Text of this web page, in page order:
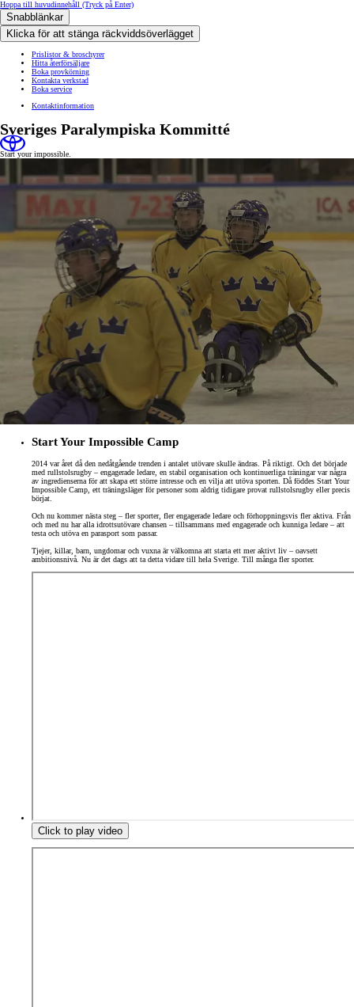
Hoppa till huvudinnehåll (Tryck på Enter)
Snabblänkar
Klicka för att stänga räckviddsöverlägget
Prislistor & broschyrer
Hitta återförsäljare
Boka provkörning
Kontakta verkstad
Boka service
Kontaktinformation
Sveriges Paralympiska Kommitté
Start your impossible.
Start Your Impossible Camp
2014 var året då den nedåtgående trenden i antalet utövare skulle ändras. På riktigt. Och det började
med rullstolsrugby – engagerade ledare, en stabil organisation och kontinuerliga träningar var några
av ingredienserna för att skapa ett större intresse och en vilja att utöva sporten. Då föddes Start Your
Impossible Camp, ett träningsläger för personer som aldrig tidigare provat rullstolsrugby eller precis
börjat.
Och nu kommer nästa steg – fler sporter, fler engagerade ledare och förhoppningsvis fler aktiva. Från
och med nu har alla idrottsutövare chansen – tillsammans med engagerade och kunniga ledare – att
testa och utöva en parasport som passar.
Tjejer, killar, barn, ungdomar och vuxna är välkomna att starta ett mer aktivt liv – oavsett
ambitionsnivå. Nu är det dags att ta detta vidare till hela Sverige. Till många fler sporter.
Click to play video